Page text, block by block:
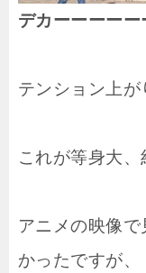
デカーーーーー
テンション上が
これが等身大、
アニメの映像
かったですが、